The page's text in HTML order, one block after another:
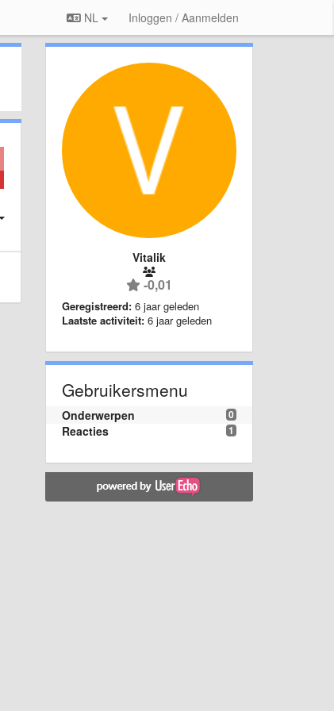
NL Inloggen / Aanmelden
Vitalik
-0,01
Geregistreerd: 6 jaar geleden
Laatste activiteit: 6 jaar geleden
Gebruikersmenu
0
Onderwerpen
1
Reacties